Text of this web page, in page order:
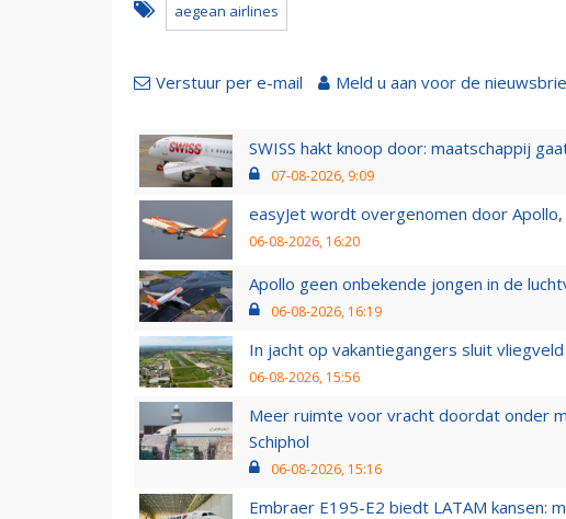
aegean airlines
Verstuur per e-mail Meld u aan voor de
SWISS hakt knoop door: maatschappij
07-08-2026, 9:09
easyJet wordt overgenomen door Apollo,
06-08-2026, 16:20
Apollo geen onbekende jongen in de
06-08-2026, 16:19
In jacht op vakantiegangers sluit
06-08-2026, 15:56
Meer ruimte voor vracht doordat onder
Schiphol
06-08-2026, 15:16
Embraer E195-E2 biedt LATAM kansen: